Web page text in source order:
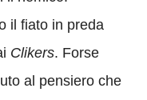
il fiato in preda
Clikers. Forse
al pensiero che